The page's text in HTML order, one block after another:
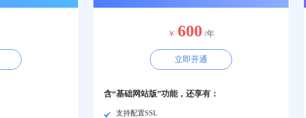
￥ 600 /年
立即开通
含“基础网站版”功能，还享有：
支持配置SSL